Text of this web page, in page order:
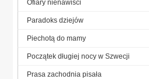
Ofiary nienawiści
Paradoks dziejów
Piechotą do mamy
Początek długiej nocy w Szwecji
Prasa zachodnia pisała